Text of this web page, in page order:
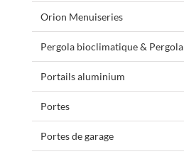
Orion Menuiseries
Pergola bioclimatique & Pergola
Portails aluminium
Portes
Portes de garage